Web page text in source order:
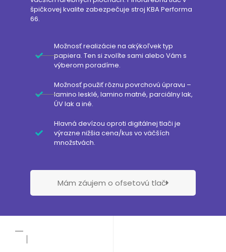
špičkovej kvalite zabezpečuje stroj KBA Performa
66.
Možnosť realizácie na akýkoľvek typ
papiera. Ten si zvolíte sami alebo Vám s
výberom poradíme.
Možnosť použiť rôznu povrchovú úpravu –
lamino lesklé, lamino matné, parciálny lak,
ÚV lak a iné.
Hlavná devízou oproti digitálnej tlači je
výrazne nižšia cena/kus vo väčších
množstvách.
Mám záujem o ofsetovú tlač